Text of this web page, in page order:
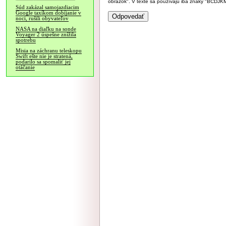
Súd zakázal samojazdiacim
Google taxíkom dobíjanie v
noci, rušili obyvateľov
NASA na diaľku na sonde
Voyager 2 úspešne znížila
spotrebu
Misia na záchranu teleskopu
Swift ešte nie je stratená,
podarilo sa spomaliť jej
otáčanie
obrázok". V texte sa používajú iba znaky